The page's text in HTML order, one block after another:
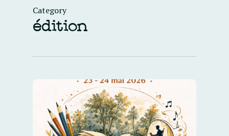
Category
édition